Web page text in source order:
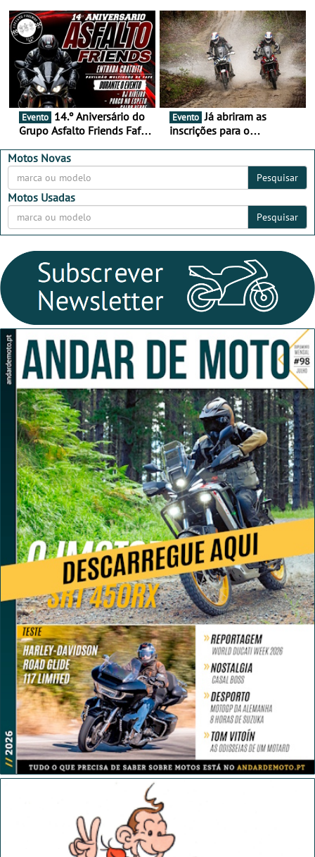
16 de agosto
duas rodas invade o Baixo
Alentejo
Evento
Grupo Asfalto Friends Fafe,
2026
Evento Já abriram as
inscrições para o
Motos Novas
Pesquisar
Motos Usadas
Pesquisar